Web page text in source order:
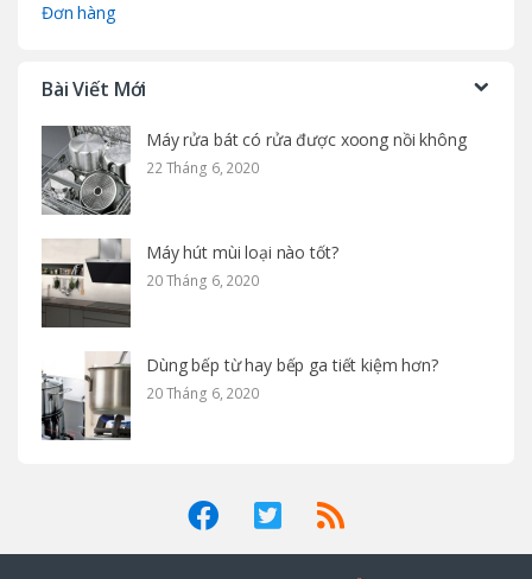
Đơn hàng
Bài Viết Mới
Máy rửa bát có rửa được xoong nồi không
22 Tháng 6, 2020
Máy hút mùi loại nào tốt?
20 Tháng 6, 2020
Dùng bếp từ hay bếp ga tiết kiệm hơn?
20 Tháng 6, 2020